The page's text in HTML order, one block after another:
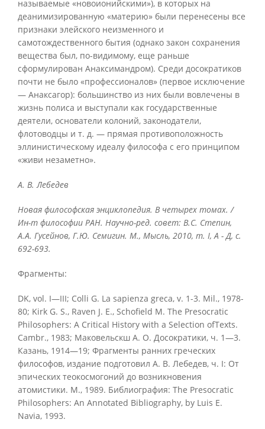
называемые «новоионийскими»), в которых на
деанимизированную «материю» были перенесены все
признаки элейского неизменного и
самотождественного бытия (однако закон сохранения
вещества был, по-видимому, еще раньше
сформулирован Анаксимандром). Среди досократиков
почти не было «профессионалов» (первое исключение
— Анаксагор): большинство из них были вовлечены в
жизнь полиса и выступали как государственные
деятели, основатели колоний, законодатели,
флотоводцы и т. д. — прямая противоположность
эллинистическому идеалу философа с его принципом
«живи незаметно».
А. В. Лебедев
Новая философская энциклопедия. В четырех томах. /
Ин-т философии РАН. Научно-ред. совет: В.С. Степин,
А.А. Гусейнов, Г.Ю. Семигин. М., Мысль, 2010, т. I, А - Д, с.
692-693.
Фрагменты:
DK, vol. I—III; Colli G. La sapienza greca, v. 1-3. Mil., 1978-
80; Kirk G. S., Raven J. E., Schofield M. The Presocratic
Philosophers: A Critical History with a Selection ofTexts.
Cambr., 1983; Маковельскш A. О. Досократики, ч. 1—3.
Казань, 1914—19; Фрагменты ранних греческих
философов, издание подготовил А. В. Лебедев, ч. I: От
эпических теокосмогоний до возникновения
атомистики. М., 1989. Библиография: The Presocratic
Philosophers: An Annotated Bibliography, by Luis E.
Navia, 1993.